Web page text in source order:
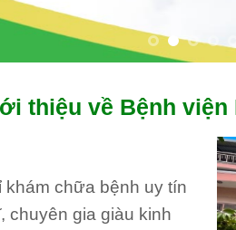
thiệu về Bệnh viện
chữa bệnh uy tín
chuyên gia giàu kinh